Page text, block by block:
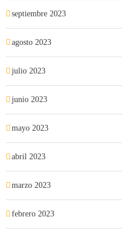
septiembre 2023
agosto 2023
julio 2023
junio 2023
mayo 2023
abril 2023
marzo 2023
febrero 2023